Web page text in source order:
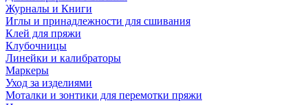
Журналы и Книги
Иглы и принадлежности для сшивания
Клей для пряжи
Клубочницы
Линейки и калибраторы
Маркеры
Уход за изделиями
Моталки и зонтики для перемотки пряжи